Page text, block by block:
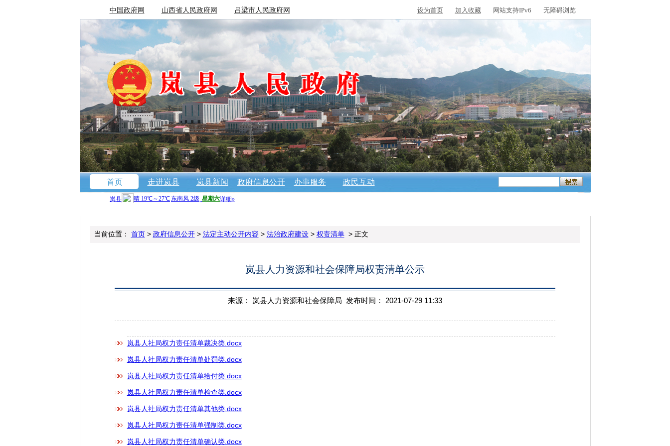
中国政府网 山西省人民政府网 吕梁市人民政府网 设为首页 加入收藏 网站支持IPv6 无障碍浏览
首页 走进岚县 岚县新闻 政府信息公开 办事服务 政民互动
当前位置： 首页> 政府信息公开> 法定主动公开内容 > 法治政府建设> 权责清单> 正文
岚县人力资源和社会保障局权责清单公示
来源： 岚县人力资源和社会保障局 发布时间： 2021-07-29 11:33
岚县人社局权力责任清单裁决类.docx
岚县人社局权力责任清单处罚类.docx
岚县人社局权力责任清单给付类.docx
岚县人社局权力责任清单检查类.docx
岚县人社局权力责任清单其他类.docx
岚县人社局权力责任清单强制类.docx
岚县人社局权力责任清单确认类.docx